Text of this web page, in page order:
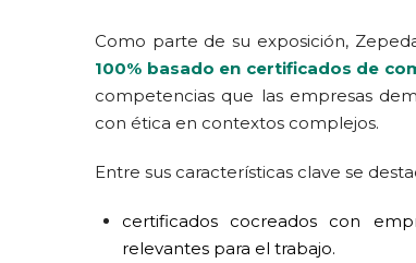
Como parte de su exposición,
100% basado en certificados de
competencias que las empresas
con ética en contextos complejos.
Entre sus características clave se
certificados cocreados con
relevantes para el trabajo.